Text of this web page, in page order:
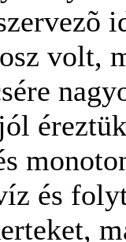
volt,
és